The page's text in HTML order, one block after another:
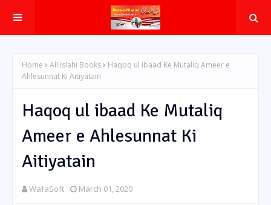
Home All islahi Books
Haqoq ul ibaad Ke Mutaliq Ameer e
Ahlesunnat Ki Aitiyatain
Haqoq ul ibaad Ke Mutaliq
Ameer e Ahlesunnat Ki
Aitiyatain
WafaSoft March 01, 2020